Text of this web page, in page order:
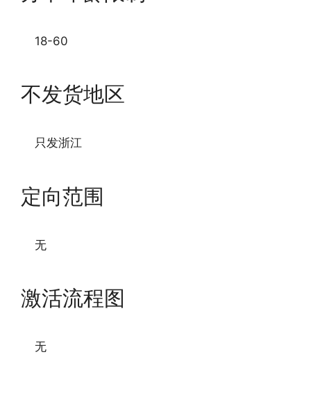
18-60
不发货地区
只发浙江
定向范围
无
激活流程图
无